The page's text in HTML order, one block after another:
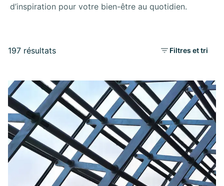
d’inspiration pour votre bien-être au quotidien.
197 résultats Filtres et tri